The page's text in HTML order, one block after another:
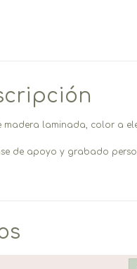
madera laminada, color a
de apoyo y grabado